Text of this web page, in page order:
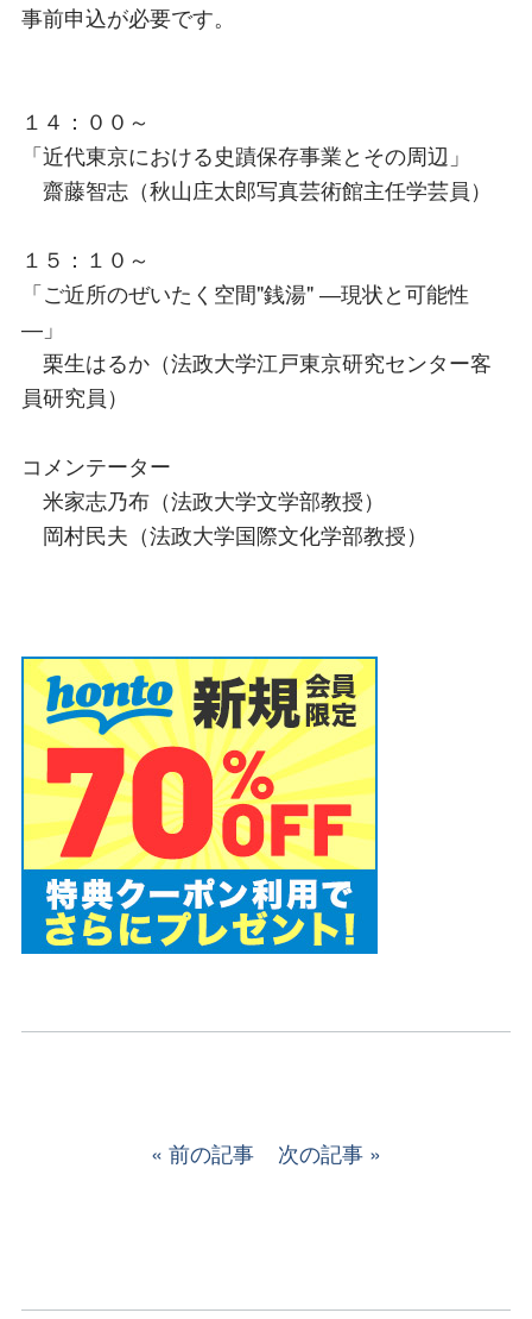
事前申込が必要です。
１４：００～
「近代東京における史蹟保存事業とその周辺」
齋藤智志（秋山庄太郎写真芸術館主任学芸員）
１５：１０～
「ご近所のぜいたく空間"銭湯" ―現状と可能性
―」
栗生はるか（法政大学江戸東京研究センター客
員研究員）
コメンテーター
米家志乃布（法政大学文学部教授）
岡村民夫（法政大学国際文化学部教授）
前の記事 次の記事